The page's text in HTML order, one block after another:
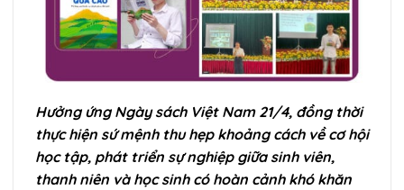
Hưởng ứng Ngày sách Việt Nam 21/4, đồng thời
thực hiện sứ mệnh thu hẹp khoảng cách về cơ hội
học tập, phát triển sự nghiệp giữa sinh viên,
thanh niên và học sinh có hoàn cảnh khó khăn